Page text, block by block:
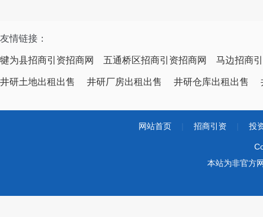
友情链接：
犍为县招商引资招商网 五通桥区招商引资招商网 马边招商
井研土地出租出售 井研厂房出租出售 井研仓库出租出售
网站首页 招商引资 投
本站为非官方